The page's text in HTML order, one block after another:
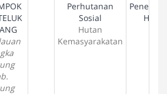
Perhutanan
Sosial
Hutan
Kemasyarakatan
Hak